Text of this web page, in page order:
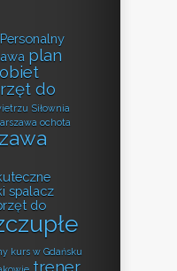
Personalny
plan
do
Siłownia
ochota
spalacz
do
kurs w Gdańsku
trener